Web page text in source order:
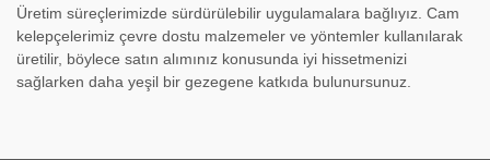
Üretim süreçlerimizde sürdürülebilir uygulamalara bağlıyız. Cam
kelepçelerimiz çevre dostu malzemeler ve yöntemler kullanılarak
üretilir, böylece satın alımınız konusunda iyi hissetmenizi
sağlarken daha yeşil bir gezegene katkıda bulunursunuz.